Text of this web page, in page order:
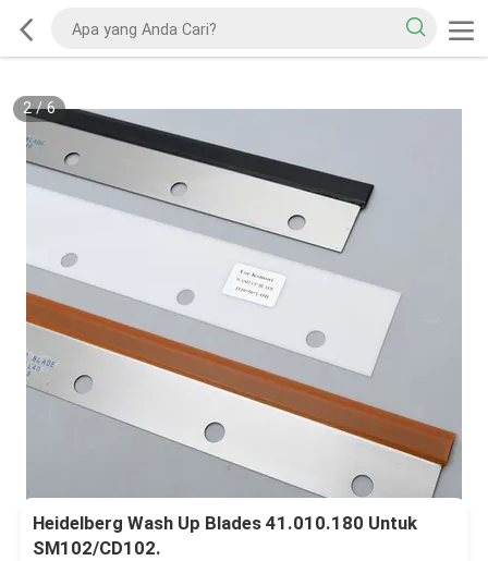
2/6
Heidelberg Wash Up Blades 41.010.180 Untuk
SM102/CD102.